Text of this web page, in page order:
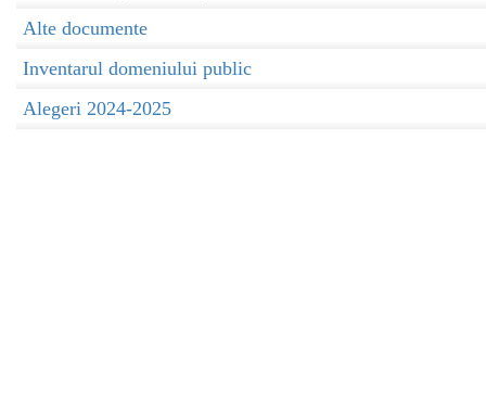
Alte documente
Inventarul domeniului public
Alegeri 2024-2025